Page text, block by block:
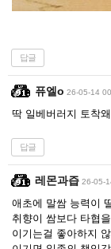
답글
퓨엘o 26-05-14
딱 일베버러지 토착
답글
레몬과즙 26-05-
애초에 말쌈 능력이
취향이 쌈보다 타협
이기는걸 좋아하지